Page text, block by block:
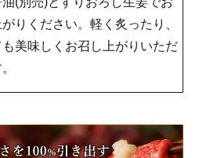
りください。軽く炙ったり、
美味しくお召し上がりいただ